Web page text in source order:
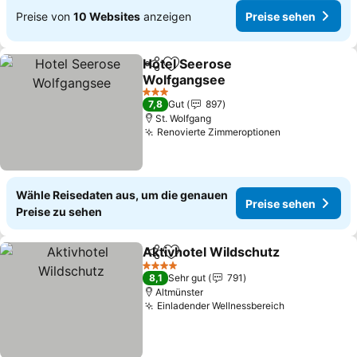
Preise von 10 Websites anzeigen Preise sehen
TeilenZu Favoriten hinzufügen
Hotel Seerose
Wolfgangsee
Preise sehen
3 Sterne
7,8 Gut
897
St. Wolfgang
Renovierte Zimmeroptionen
Wähle Reisedaten aus, um die genauen
Preise zu sehen
Preise sehen
TeilenZu Favoriten hinzufügen
Aktivhotel Wildschutz
4 Sterne
8,1 Sehr gut
791
Altmünster
Einladender WellnessbereichPreise